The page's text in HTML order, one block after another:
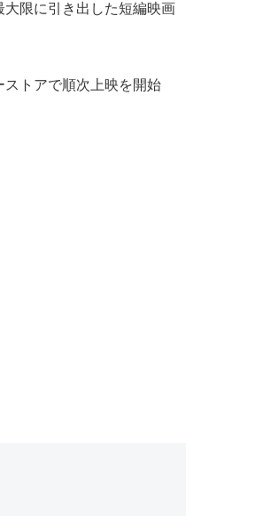
限に引き出した短編映画
トアで順次上映を開始